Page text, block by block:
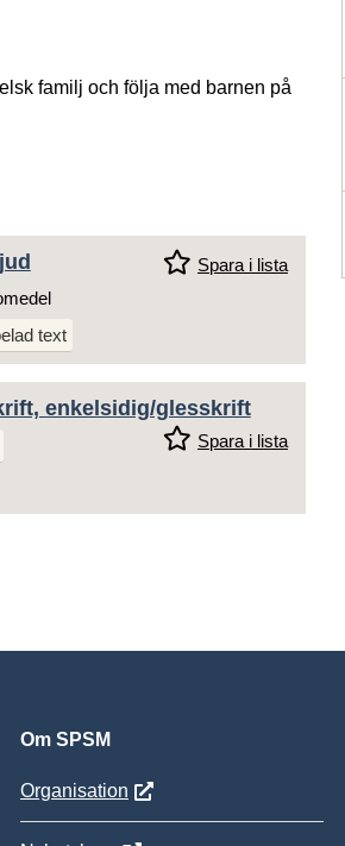
familj och följa med barnen på
Spara i lista
text
enkelsidig/glesskrift
Spara i lista
Om SPSM
Organisation